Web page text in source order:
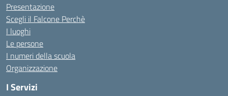
Presentazione
Scegli il Falcone Perchè
I luoghi
Le persone
I numeri della scuola
Organizzazione
I Servizi